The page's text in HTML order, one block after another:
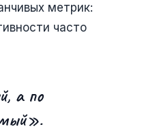
метрик:
часто
а по